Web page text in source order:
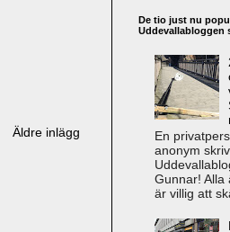
Äldre inlägg
De tio just nu
Uddevallabloggen
En
anonym
Gunnar!
är villig att